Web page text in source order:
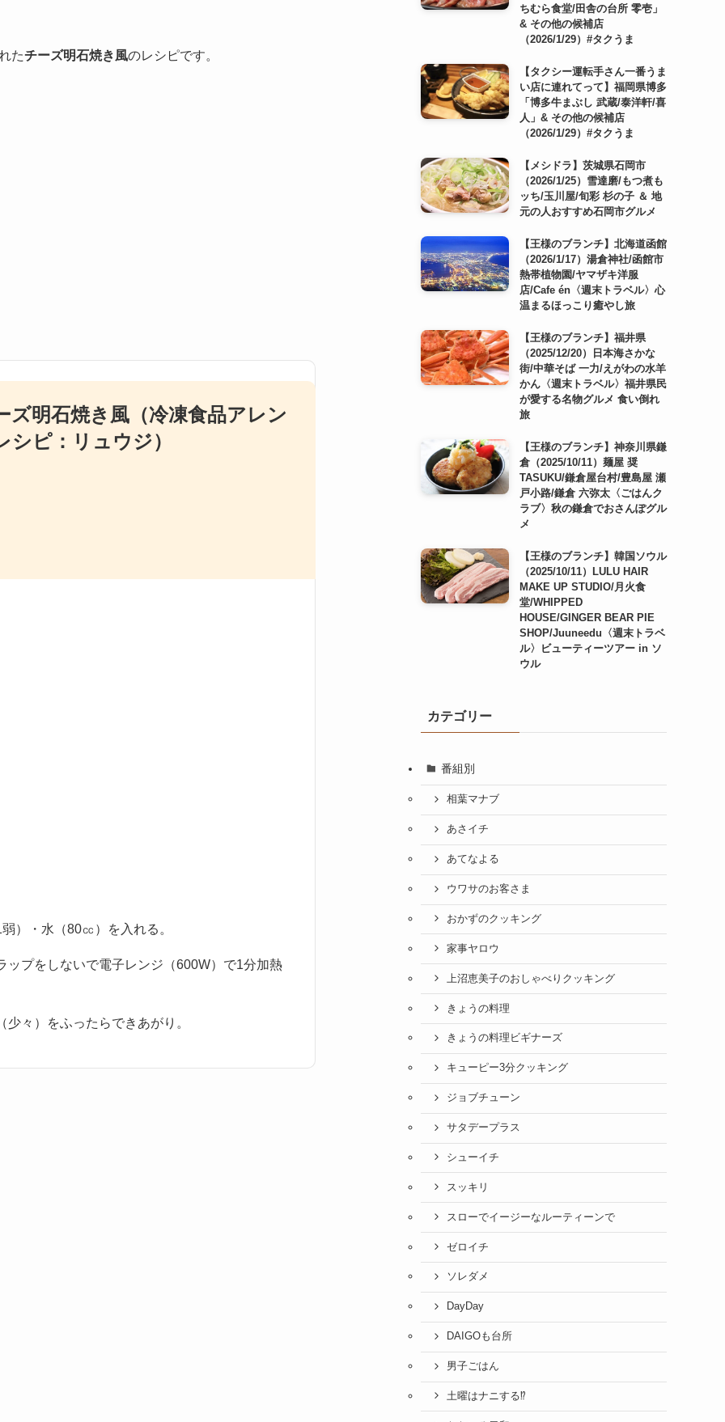
たチーズ明石焼き風のレシピです。
ズ明石焼き風（冷凍食品アレン
シピ：リュウジ）
）・水（80㏄）を入れる。
ップをしないで電子レンジ（600W）で1分加熱
々）をふったらできあがり。
ちむら食堂/田舎の台所 零壱」
& その他の候補店
（2026/1/29）#タクうま
【タクシー運転手さん一番うま
い店に連れてって】福岡県博多
「博多牛まぶし 武蔵/泰洋軒/喜
人」& その他の候補店
（2026/1/29）#タクうま
【メシドラ】茨城県石岡市
（2026/1/25）雪達磨/もつ煮も
ッち/玉川屋/旬彩 杉の子 ＆ 地
元の人おすすめ石岡市グルメ
【王様のブランチ】北海道函館
（2026/1/17）湯倉神社/函館市
熱帯植物園/ヤマザキ洋服
店/Cafe én〈週末トラベル〉心
温まるほっこり癒やし旅
【王様のブランチ】福井県
（2025/12/20）日本海さかな
街/中華そば 一力/えがわの水羊
かん〈週末トラベル〉福井県民
が愛する名物グルメ 食い倒れ
旅
【王様のブランチ】神奈川県鎌
倉（2025/10/11）麺屋 奨
TASUKU/鎌倉屋台村/豊島屋 瀬
戸小路/鎌倉 六弥太〈ごはんク
ラブ〉秋の鎌倉でおさんぽグル
メ
【王様のブランチ】韓国ソウル
（2025/10/11）LULU HAIR
MAKE UP STUDIO/月火食
堂/WHIPPED
HOUSE/GINGER BEAR PIE
SHOP/Juuneedu〈週末トラベ
ル〉ビューティーツアー in ソ
ウル
カテゴリー
番組別
相葉マナブ
あさイチ
あてなよる
ウワサのお客さま
おかずのクッキング
家事ヤロウ
上沼恵美子のおしゃべりクッキング
きょうの料理
きょうの料理ビギナーズ
キューピー3分クッキング
ジョブチューン
サタデープラス
シューイチ
スッキリ
スローでイージーなルーティーンで
ゼロイチ
ソレダメ
DayDay
DAIGOも台所
男子ごはん
土曜はナニする⁉